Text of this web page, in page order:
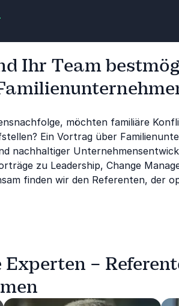
Ihr Team
möchten familiäre
Ein Vortrag über
nachhaltiger
zu Leadership, Change
finden wir den Referenten, der
Experten –